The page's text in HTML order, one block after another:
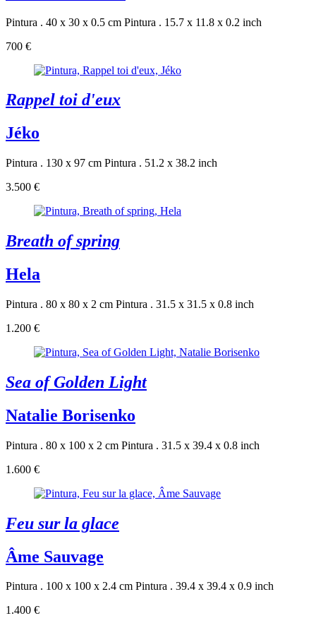
Pintura . 40 x 30 x 0.5 cm Pintura . 15.7 x 11.8 x 0.2 inch
700 €
Rappel toi d'eux
Jéko
Pintura . 130 x 97 cm Pintura . 51.2 x 38.2 inch
3.500 €
Breath of spring
Hela
Pintura . 80 x 80 x 2 cm Pintura . 31.5 x 31.5 x 0.8 inch
1.200 €
Sea of Golden Light
Natalie Borisenko
Pintura . 80 x 100 x 2 cm Pintura . 31.5 x 39.4 x 0.8 inch
1.600 €
Feu sur la glace
Âme Sauvage
Pintura . 100 x 100 x 2.4 cm Pintura . 39.4 x 39.4 x 0.9 inch
1.400 €